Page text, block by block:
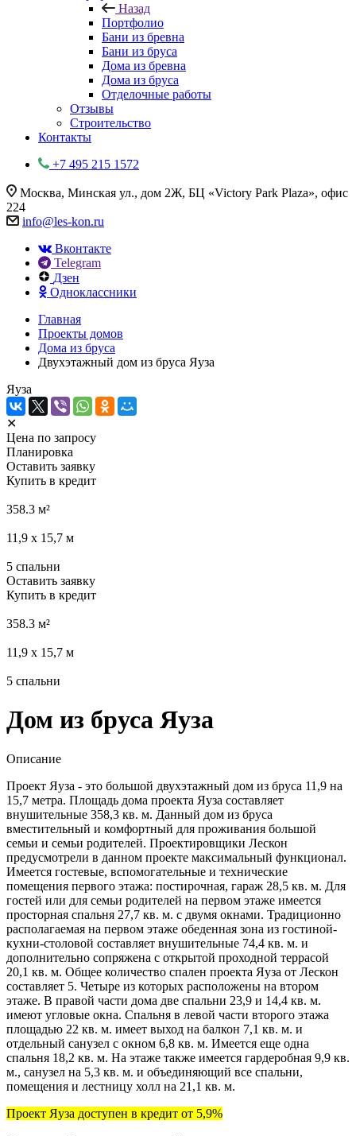
Назад
Портфолио
Бани из бревна
Бани из бруса
Дома из бревна
Дома из бруса
Отделочные работы
Отзывы
Строительство
Контакты
+7 495 215 1572
Москва, Минская ул., дом 2Ж, БЦ «Victory Park Plaza», офис
224
info@les-kon.ru
Вконтакте
Telegram
Дзен
Одноклассники
Главная
Проекты домов
Дома из бруса
Двухэтажный дом из бруса Яуза
Яуза
✕
Цена по запросу
Планировка
Оставить заявку
Купить в кредит
358.3 м²
11,9 x 15,7 м
5 спальни
Оставить заявку
Купить в кредит
358.3 м²
11,9 x 15,7 м
5 спальни
Дом из бруса Яуза
Описание
Проект Яуза - это большой двухэтажный дом из бруса 11,9 на
15,7 метра. Площадь дома проекта Яуза составляет
внушительные 358,3 кв. м. Данный дом из бруса
вместительный и комфортный для проживания большой
семьи и семьи родителей. Проектировщики Лескон
предусмотрели в данном проекте максимальный функционал.
Имеется гостевые, вспомогательные и технические
помещения первого этажа: постирочная, гараж 28,5 кв. м. Для
гостей или для семьи родителей на первом этаже имеется
просторная спальня 27,7 кв. м. с двумя окнами. Традиционно
располагаемая на первом этаже обеденная зона из гостиной-
кухни-столовой составляет внушительные 74,4 кв. м. и
дополнительно сопряжена с открытой проходной террасой
20,1 кв. м. Общее количество спален проекта Яуза от Лескон
составляет 5. Четыре из которых расположены на втором
этаже. В правой части дома две спальни 23,9 и 14,4 кв. м.
имеют угловые окна. Спальня в левой части второго этажа
площадью 22 кв. м. имеет выход на балкон 7,1 кв. м. и
отдельный санузел с окном 6,8 кв. м. Имеется еще одна
спальня 18,2 кв. м. На этаже также имеется гардеробная 9,9 кв.
м., санузел на 5,3 кв. м. и объединяющий все спальни,
помещения и лестницу холл на 21,1 кв. м.
Проект Яуза доступен в кредит от 5,9%